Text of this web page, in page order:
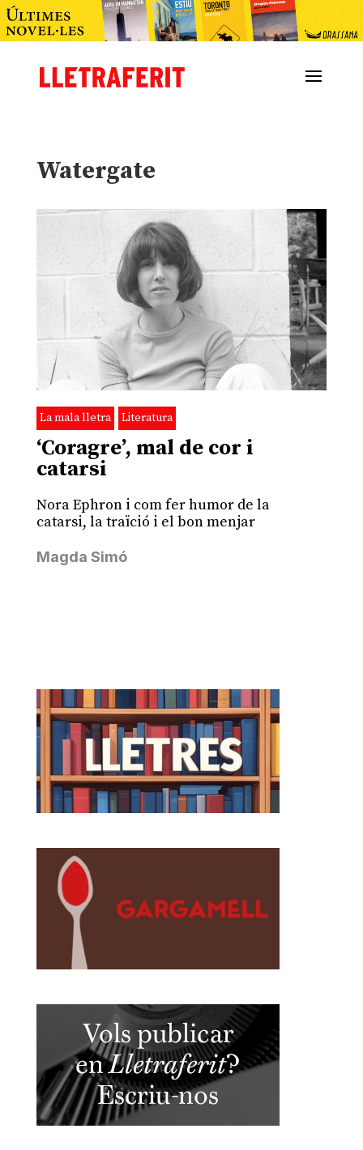
Watergate
La mala lletra Literatura
‘Coragre’, mal de cor i
catarsi
Nora Ephron i com fer humor de la
catarsi, la traïció i el bon menjar
Magda Simó